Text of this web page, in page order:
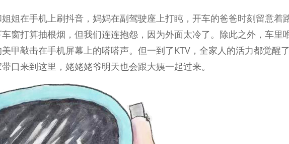
姐在手机上刷抖音，妈妈在副驾驶座上打盹，开车的爸爸时刻留意着
窗打算抽根烟，但我们连连抱怨，因为外面太冷了。除此之外，车里
甲敲击在手机屏幕上的嗒嗒声。但一到了KTV，全家人的活力都觉醒了
口来到这里，姥姥姥爷明天也会跟大姨一起过来。